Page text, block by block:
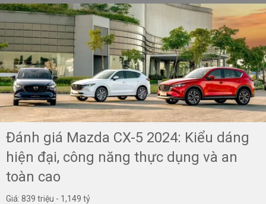
Đánh giá Mazda CX-5 2024: Kiểu dáng
hiện đại, công năng thực dụng và an
toàn cao
Giá: 839 triệu - 1,149 tỷ